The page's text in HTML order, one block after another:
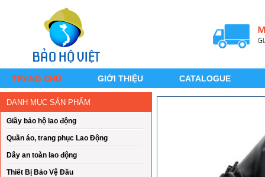
TRANG CHỦ GIỚI THIỆU CATALOGUE
DANH MỤC SẢN PHẨM
Giầy bảo hộ lao động
Quần áo, trang phục Lao Động
Dây an toàn lao động
Thiết Bị Bảo Vệ Đầu